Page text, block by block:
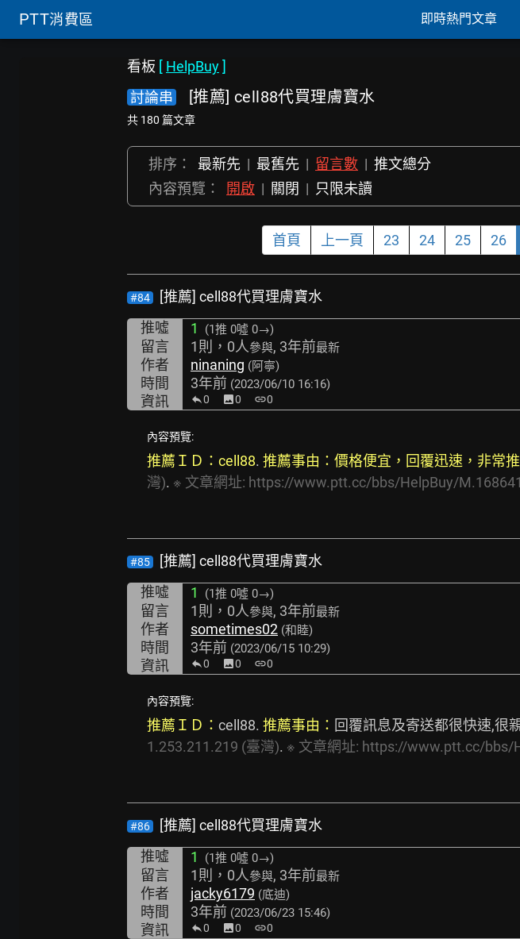
PTT消費區 即時熱門文章
看板 [ HelpBuy]
討論串
[推薦] cell88代買理膚寶水
共 180 篇文章
排序： 最新先 | 最舊先 | 留言數 | 推文總分
內容預覽：
開啟 | 關閉 | 只限未讀
首頁 上一頁 23 24 25 26
#84
[推薦] cell88代買理膚寶水
推噓
1 (1推 0噓 0→)
留言 1則，0人參與, 3年前最新
作者 ninaning (阿寧)
時間 3年前 (2023/06/10 16:16)
資訊 0 image0 link0
內容預覽:
推薦ＩＤ：cell88. 推薦事由：價格便宜，回覆迅速，非常推
灣). ※ 文章網址: https://www.ptt.cc/bbs/HelpBuy/
#85
[推薦] cell88代買理膚寶水
推噓
1 (1推 0噓 0→)
留言 1則，0人參與, 3年前最新
作者 sometimes02 (和睦)
時間 3年前 (2023/06/15 10:29)
資訊 0 image0 link0
內容預覽:
推薦ＩＤ： cell88. 推薦事由： 回覆訊息及寄送都很快速,很
1.253.211.219 (臺灣). ※ 文章網址: https://www.ptt.cc/bbs/
#86
[推薦] cell88代買理膚寶水
推噓
1 (1推 0噓 0→)
留言 1則，0人參與, 3年前最新
作者 jacky6179 (底迪)
時間 3年前 (2023/06/23 15:46)
資訊 0 image0 link0